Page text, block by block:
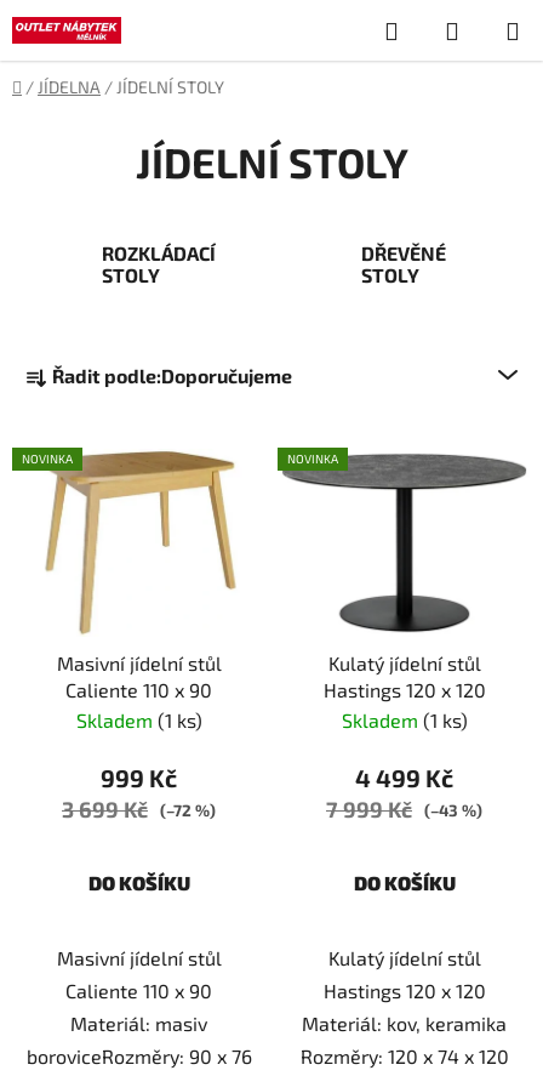
Přejít
na
obsah
Hledat
KOŠÍK
Domů
/ JÍDELNA / JÍDELNÍ STOLY
JÍDELNÍ STOLY
ROZKLÁDACÍ
STOLY
DŘEVĚNÉ
STOLY
a
e
n
Řadit podle:Doporučujeme
V
ý
NOVINKA
Masivní jídelní stůl
Caliente 110 x 90
Skladem (1 ks)
999 Kč
3 699 Kč (–72 %)
DO KOŠÍKU
Masivní jídelní stůl
Caliente 110 x 90
Materiál: masiv
boroviceRozměry: 90 x 76
NOVINKA
Kulatý jídelní stůl
Hastings 120 x 120
Skladem (1 ks)
4 499 Kč
7 999 Kč (–43 %)
DO KOŠÍKU
Kulatý jídelní stůl
Hastings 120 x 120
Materiál: kov, keramika
Rozměry: 120 x 74 x 120